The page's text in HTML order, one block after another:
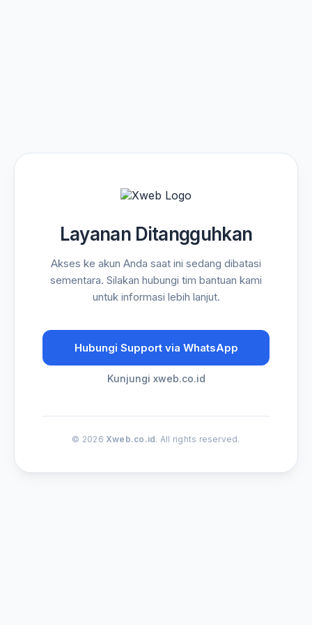
Layanan Ditangguhkan
Akses ke akun Anda saat ini sedang dibatasi
sementara. Silakan hubungi tim bantuan kami
untuk informasi lebih lanjut.
Hubungi Support via WhatsApp
Kunjungi xweb.co.id
© 2026 Xweb.co.id. All rights reserved.